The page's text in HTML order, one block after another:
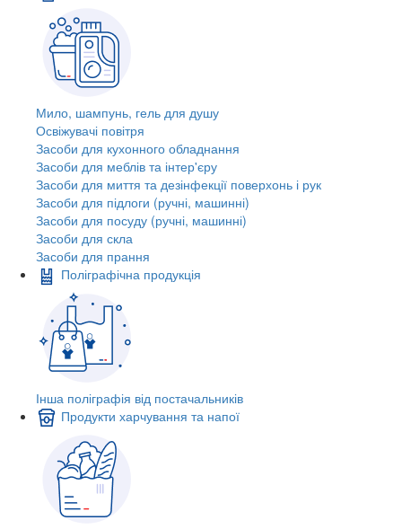
Мило, шампунь, гель для душу
Освіжувачі повітря
Засоби для кухонного обладнання
Засоби для меблів та інтер'єру
Засоби для миття та дезінфекції поверхонь і рук
Засоби для підлоги (ручні, машинні)
Засоби для посуду (ручні, машинні)
Засоби для скла
Засоби для прання
Поліграфічна продукція
Інша поліграфія від постачальників
Продукти харчування та напої